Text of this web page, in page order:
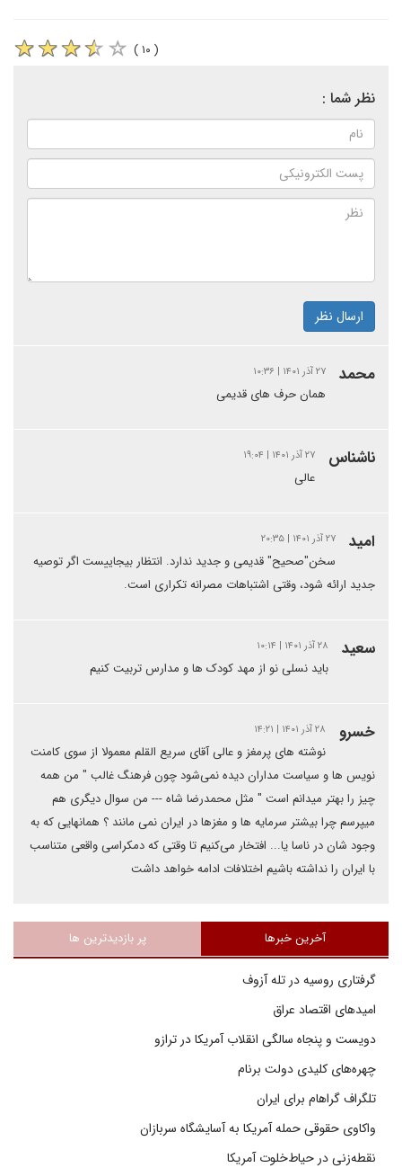
( ۱۰ )
نظر شما :
ارسال نظر
محمد ۲۷ آذر ۱۴۰۱ | ۱۰:۳۶
همان حرف های قدیمی
ناشناس ۲۷ آذر ۱۴۰۱ | ۱۹:۰۴
عالی
امید ۲۷ آذر ۱۴۰۱ | ۲۰:۳۵
سخن"صحیح" قدیمی و جدید ندارد. انتظار بیجاییست اگر توصیه
جدید ارائه شود، وقتی اشتباهات مصرانه تکراری است.
سعید ۲۸ آذر ۱۴۰۱ | ۱۰:۱۴
باید نسلی نو از مهد کودک ها و مدارس تربیت کنیم
خسرو ۲۸ آذر ۱۴۰۱ | ۱۴:۲۱
نوشته های پرمغز و عالی آقای سریع القلم معمولا از سوی کامنت
نویس ها و سیاست مداران دیده نمی‌شود چون فرهنگ غالب " من همه
چیز را بهتر میدانم است " مثل محمدرضا شاه --- من سوال دیگری هم
میپرسم چرا بیشتر سرمایه ها و مغزها در ایران نمی مانند ؟ همانهایی که به
وجود شان در ناسا یا... افتخار می‌کنیم تا وقتی که دمکراسی واقعی متناسب
با ایران را نداشته باشیم اختلافات ادامه خواهد داشت
آخرین خبرها پر بازدیدترین ها
گرفتاری روسیه در تله آزوف
امیدهای اقتصاد عراق
دویست و پنجاه سالگی انقلاب آمریکا در ترازو
چهره‌های کلیدی دولت برنام
تلگراف گراهام برای ایران
واکاوی حقوقی حمله آمریکا به آسایشگاه سربازان
نقطه‌زنی در حیاط‌خلوت آمریکا